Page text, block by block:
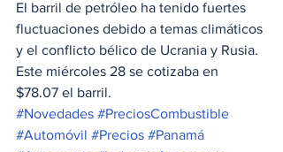
El barril de petróleo ha tenido fuertes
fluctuaciones debido a temas climáticos
y el conflicto bélico de Ucrania y Rusia.
Este miércoles 28 se cotizaba en
$78.07 el barril.
#Novedades #PreciosCombustible
#Automóvil #Precios #Panamá